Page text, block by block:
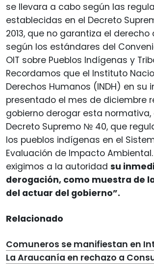
se llevara a cabo según las
establecidas en el Decreto
2013, que no garantiza el
según los estándares del
OIT sobre Pueblos Indígenas y
Recordamos que el Instituto
Derechos Humanos (INDH) en su
presentado el mes de diciembre
gobierno derogar esta
Decreto Supremo № 40, que
los pueblos indígenas en el
Evaluación de Impacto Ambiental.
exigimos a la autoridad su
derogación, como muestra de
del actuar del gobierno”.
Relacionado
Comuneros se manifiestan en
La Araucanía en rechazo a